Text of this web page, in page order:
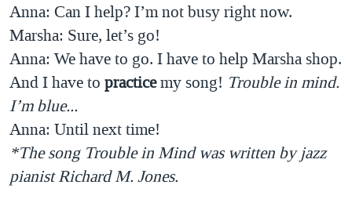
Anna: Can I help? I’m not busy right now.
Marsha: Sure, let’s go!
Anna: We have to go. I have to help Marsha shop.
And I have to practicemy song! Trouble in mind.
I’m blue...
Anna: Until next time!
*The song Trouble in Mind was written by jazz
pianist Richard M. Jones.